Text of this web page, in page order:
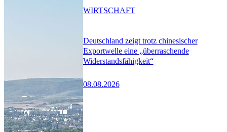
Deutschland zeigt trotz chinesischer
Exportwelle eine „überraschende
Widerstandsfähigkeit“
08.08.2026
WIRTSCHAFT